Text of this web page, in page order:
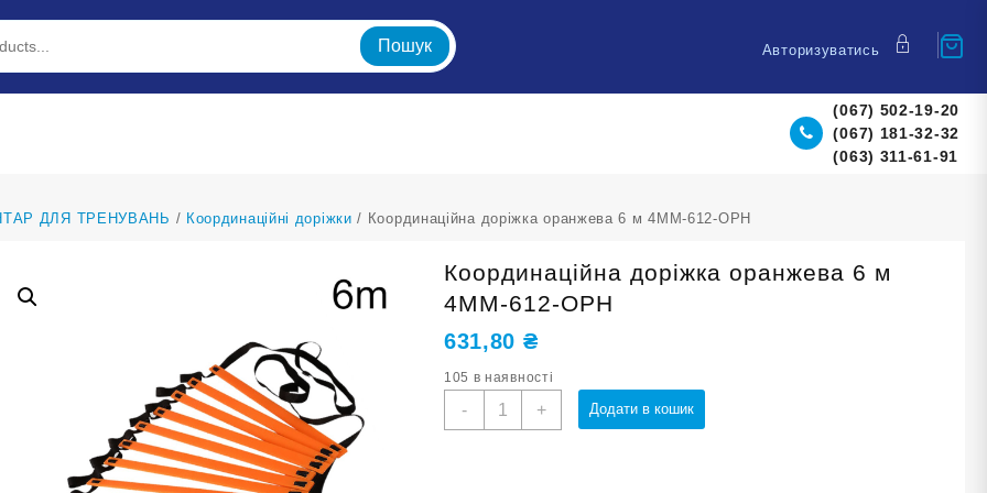
Пошук Авторизуватись
(067) 502-19-20
(067) 181-32-32
(063) 311-61-91
ДЛЯ ТРЕНУВАНЬ / Координаційні доріжки / Координаційна доріжка оранжева 6 м 4MM-612-ОРН
Координаційна доріжка оранжева 6 м
4MM-612-ОРН
631,80 ₴
105 в наявності
-
Координаційна
+ Додати в кошик